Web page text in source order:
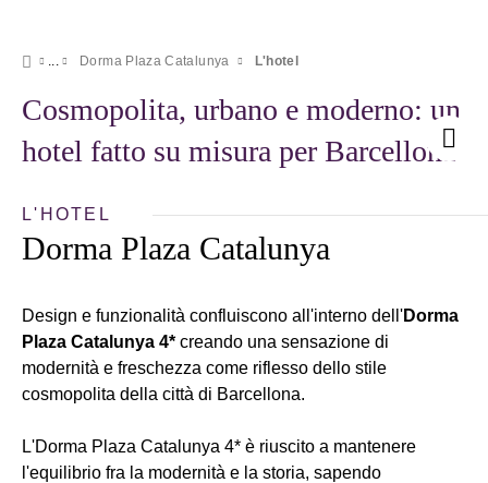
Dorma Plaza Catalunya L'hotel
Cosmopolita, urbano e moderno: un
hotel fatto su misura per Barcellona
L'HOTEL
Dorma Plaza Catalunya
Design e funzionalità confluiscono all'interno dell'Dorma
Plaza Catalunya 4* creando una sensazione di
modernità e freschezza come riflesso dello stile
cosmopolita della città di Barcellona.
L'Dorma Plaza Catalunya 4* è riuscito a mantenere
l'equilibrio fra la modernità e la storia, sapendo